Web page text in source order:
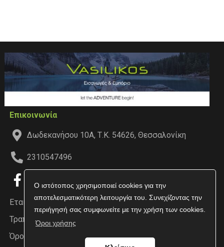
Ο ιστότοπος χρησιμοποιεί cookies για την
αποτελεσματικότερη λειτουργία του. Συνεχίζοντας την
περιήγησή σας συμφωνείτε με την χρήση των cookies.
Όροι χρήσης
Επικοινωνία
Δωδεκανήσου 10Α, Τ.Κ. 54626, Θεσσαλονίκη
2310547496
Εταιρεία
Τραπεζικοί Λογαριασμοί
Όροι χρήσης